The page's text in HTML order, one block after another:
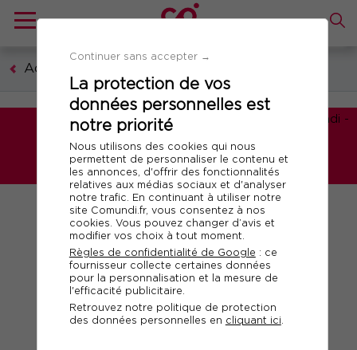
Continuer sans accepter →
La protection de vos
données personnelles est
notre priorité
Nous utilisons des cookies qui nous
permettent de personnaliser le contenu et
les annonces, d'offrir des fonctionnalités
relatives aux médias sociaux et d'analyser
notre trafic. En continuant à utiliser notre
site Comundi.fr, vous consentez à nos
cookies. Vous pouvez changer d’avis et
modifier vos choix à tout moment.
Règles de confidentialité de Google : ce
fournisseur collecte certaines données
pour la personnalisation et la mesure de
l'efficacité publicitaire.
Retrouvez notre politique de protection
des données personnelles en cliquant ici
Accueil
Le professionnalisme de
Comundi est reconnu par